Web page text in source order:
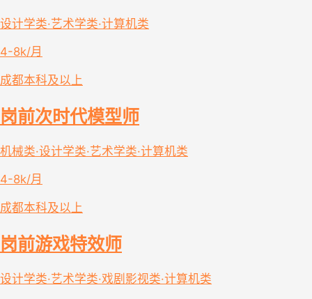
设计学类·艺术学类·计算机类
4-8k/月
成都本科及以上
岗前次时代模型师
机械类·设计学类·艺术学类·计算机类
4-8k/月
成都本科及以上
岗前游戏特效师
设计学类·艺术学类·戏剧影视类·计算机类